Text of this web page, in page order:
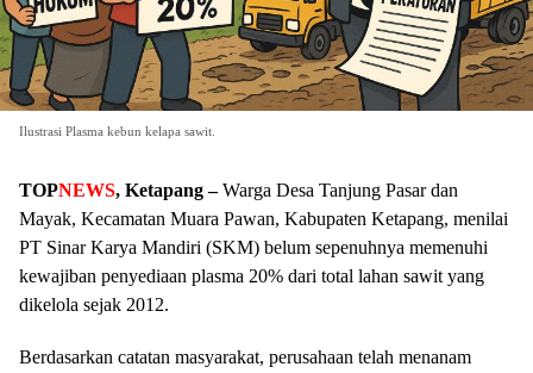
Ilustrasi Plasma kebun kelapa sawit.
TOPNEWS, Ketapang –Warga Desa Tanjung Pasar dan
Mayak, Kecamatan Muara Pawan, Kabupaten Ketapang, menilai
PT Sinar Karya Mandiri (SKM) belum sepenuhnya memenuhi
kewajiban penyediaan plasma 20% dari total lahan sawit yang
dikelola sejak 2012.
Berdasarkan catatan masyarakat, perusahaan telah menanam